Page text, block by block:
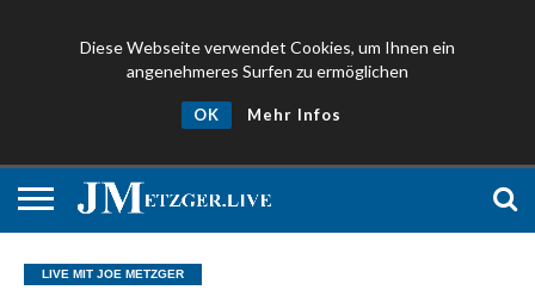
Diese Webseite verwendet Cookies, um Ihnen ein
angenehmeres Surfen zu ermöglichen
OK Mehr Infos
LIVE MIT JOE METZGER